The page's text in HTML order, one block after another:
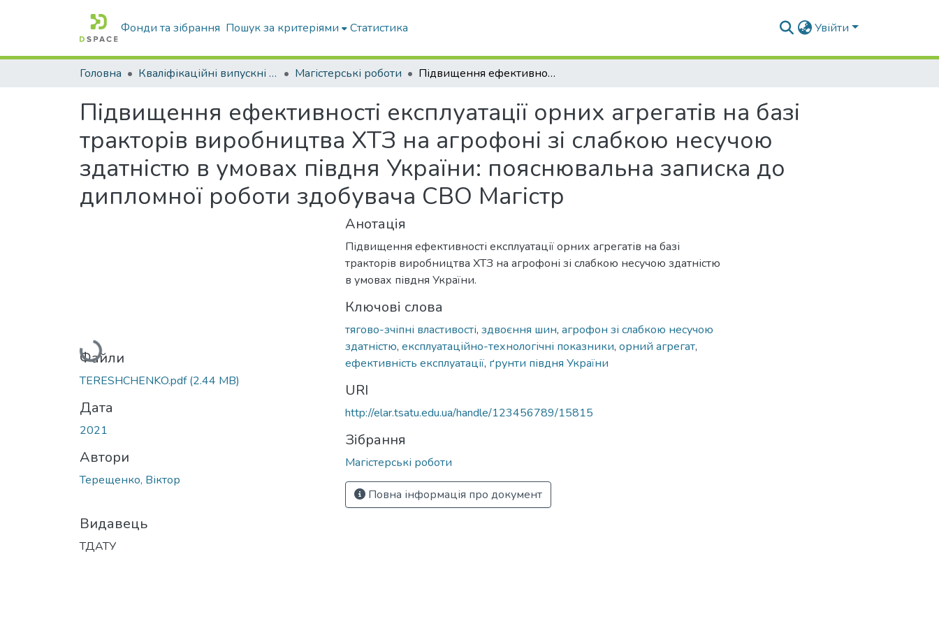
Фонди та зібрання Пошук за критеріями Статистика Увійти
Головна Кваліфікаційні випускні роботи бакалаврів і магістрів Магістерські роботи Підвищення ефективності експлуатації орних агрегатів на базі тракторів виробництва ХТЗ на агрофоні зі слабкою несучою здатністю в умовах півдня України: пояснювальна записка до дипломної роботи здобувача СВО Магістр
Підвищення ефективності експлуатації орних агрегатів на базі
тракторів виробництва ХТЗ на агрофоні зі слабкою несучою
здатністю в умовах півдня України: пояснювальна записка до
дипломної роботи здобувача СВО Магістр
Вантажиться...
Файли
TERESHCHENKO.pdf(2.44 MB)
Дата
2021
Автори
Терещенко, Віктор
Видавець
ТДАТУ
Анотація
Підвищення ефективності експлуатації орних агрегатів на базі
тракторів виробництва ХТЗ на агрофоні зі слабкою несучою здатністю
в умовах півдня України.
Ключові слова
тягово-зчіпні властивості, здвоєння шин, агрофон зі слабкою несучою
здатністю, експлуатаційно-технологічні показники, орний агрегат,
ефективність експлуатації, ґрунти півдня України
URI
http://elar.tsatu.edu.ua/handle/123456789/15815
Зібрання
Магістерські роботи
Повна інформація про документ